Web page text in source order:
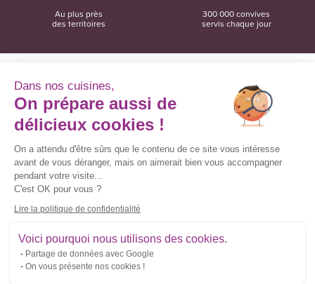
Au plus près
des territoires
300 000 convives
servis chaque jour
Convivio
12 rue du Domaine
Convivio sur les réseaux sociaux
Inscrivez-vous à la newsletter
Courriel
*
Dans nos cuisines,
On prépare aussi de
délicieux cookies !
On a attendu d'être sûrs que le contenu de ce site vous intéresse
avant de vous déranger, mais on aimerait bien vous accompagner
pendant votre visite...
C'est OK pour vous ?
Lire la politique de confidentialité
Voici pourquoi nous utilisons des cookies.
Partage de données avec Google
On vous présente nos cookies !